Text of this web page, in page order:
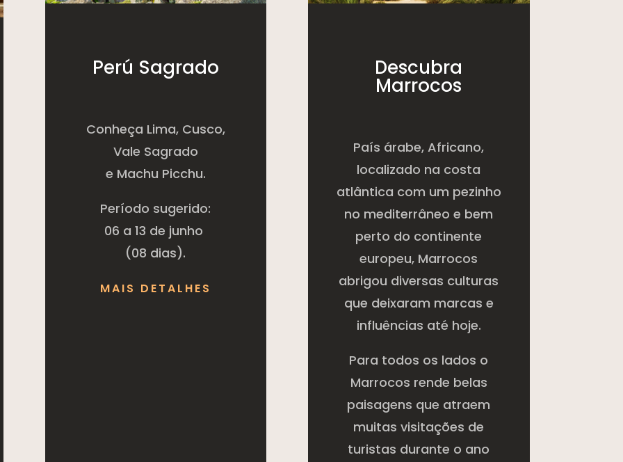
Perú Sagrado
Conheça Lima, Cusco,
Vale Sagrado
e Machu Picchu.
Período sugerido:
06 a 13 de junho
(08 dias).
MAIS DETALHES
Descubra
Marrocos
País árabe, Africano,
localizado na costa
atlântica com um pezinho
no mediterrâneo e bem
perto do continente
europeu, Marrocos
abrigou diversas culturas
que deixaram marcas e
influências até hoje.
Para todos os lados o
Marrocos rende belas
paisagens que atraem
muitas visitações de
turistas durante o ano